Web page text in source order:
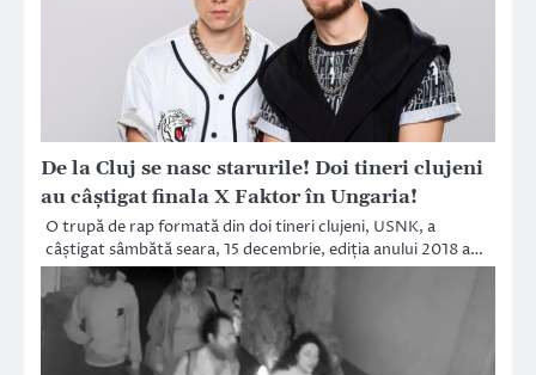
De la Cluj se nasc starurile! Doi tineri clujeni
au câştigat finala X Faktor în Ungaria!
O trupă de rap formată din doi tineri clujeni, USNK, a
câștigat sâmbătă seara, 15 decembrie, ediția anului 2018 a…